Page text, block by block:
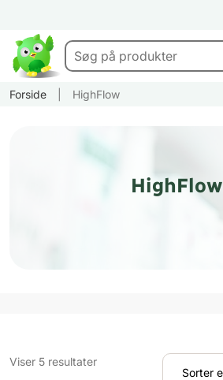
Forside HighFlow
HighFlow
Viser 5 resultaterSorteret